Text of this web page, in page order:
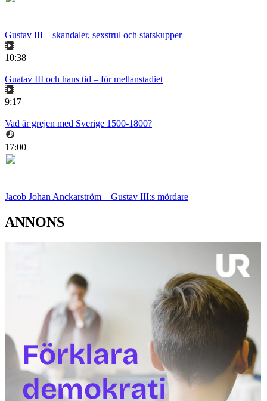
Gustav III – skandaler, sexstrul och statskupper
10:38
Guatav III och hans tid – för mellanstadiet
9:17
Vad är grejen med Sverige 1500-1800?
17:00
Jacob Johan Anckarström – Gustav III:s mördare
ANNONS